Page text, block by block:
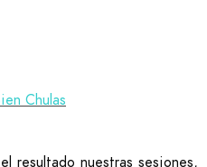
Chulas
resultado nuestras sesiones,